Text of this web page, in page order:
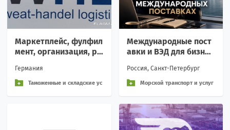
Маркетплейс, фулфил
мент, организация, ра
са Германия/Европа
Германия
Таможенные и складские ус
Международные пост
авки и ВЭД для бизнес
Россия, Санкт-Петербург
Морской транспорт и услуг